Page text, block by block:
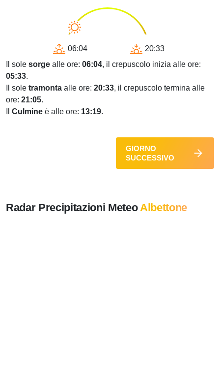
06:04
20:33
Il sole sorge alle ore: 06:04, il crepuscolo inizia alle ore:
05:33.
Il sole tramonta alle ore: 20:33, il crepuscolo termina alle
ore: 21:05.
Culmine è alle ore: 13:19.
GIORNO
SUCCESSIVO
Radar Precipitazioni MeteoAlbettone